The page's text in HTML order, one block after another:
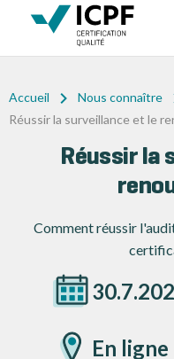
Accueil Nous connaître
Réussir la surveillance et le
Réussir la
Comment réussir
En ligne